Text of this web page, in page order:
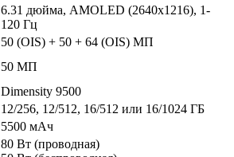
6.31 дюйма, AMOLED (2640х1216), 1-
120 Гц
50 (OIS) + 50 + 64 (OIS) МП
50 МП
Dimensity 9500
12/256, 12/512, 16/512 или 16/1024 ГБ
5500 мАч
80 Вт (проводная)